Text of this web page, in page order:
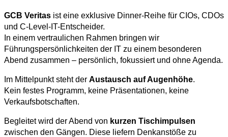
GCB Veritas ist eine exklusive Dinner-Reihe für CIOs, CDOs
und C-Level-IT-Entscheider.
In einem vertraulichen Rahmen bringen wir
Führungspersönlichkeiten der IT zu einem besonderen
Abend zusammen – persönlich, fokussiert und ohne Agenda.
Im Mittelpunkt steht der Austausch auf Augenhöhe.
Kein festes Programm, keine Präsentationen, keine
Verkaufsbotschaften.
Begleitet wird der Abend von kurzen Tischimpulsen
zwischen den Gängen. Diese liefern Denkanstöße zu